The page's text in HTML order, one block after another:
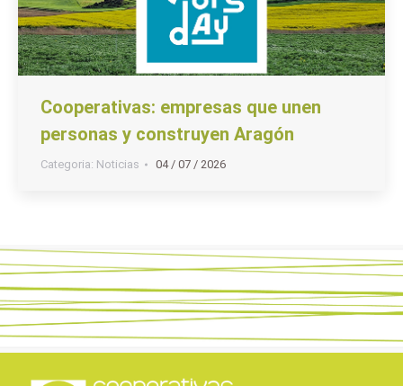
Cooperativas: empresas que unen
personas y construyen Aragón
Categoria: Noticias 04 / 07 / 2026